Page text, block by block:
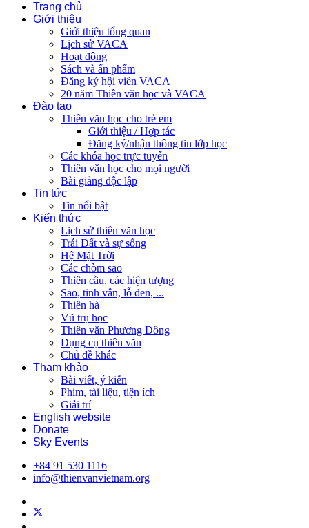
Trang chủ
Giới thiệu
Giới thiệu tổng quan
Lịch sử VACA
Hoạt động
Sách và ấn phẩm
Đăng ký hội viên VACA
20 năm Thiên văn học và VACA
Đào tạo
Thiên văn học cho trẻ em
Giới thiệu / Hợp tác
Đăng ký/nhận thông tin lớp học
Các khóa học trực tuyến
Thiên văn học cho mọi người
Bài giảng độc lập
Tin tức
Tin nổi bật
Kiến thức
Lịch sử thiên văn học
Trái Đất và sự sống
Hệ Mặt Trời
Các chòm sao
Thiên cầu, các hiện tượng
Sao, tinh vân, lỗ đen, ...
Thiên hà
Vũ trụ học
Thiên văn Phương Đông
Dụng cụ thiên văn
Chủ đề khác
Tham khảo
Bài viết, ý kiến
Phim, tài liệu, tiện ích
Giải trí
English website
Donate
Sky Events
+84 91 530 1116
info@thienvanvietnam.org